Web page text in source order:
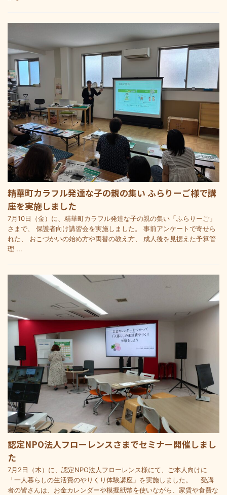
精華町カラフル発達な子の親の集い ふらりーご様で講
座を実施しました
7月10日（金）に、精華町カラフル発達な子の親の集い「ふらりーご」
さまで、 保護者向け講習会を実施しました。 事前アンケートで寄せら
れた、 おこづかいの始め方や両替の教え方、 成人後を見据えた予算管
理 ...
認定NPO法人フローレンスさまでセミナー開催しまし
た
7月2日（木）に、認定NPO法人フローレンス様にて、ご本人向けに
「一人暮らしの生活費のやりくり体験講座」を実施しました。 受講
者の皆さんは、お金カレンダーや模擬紙幣を使いながら、家賃や食費な